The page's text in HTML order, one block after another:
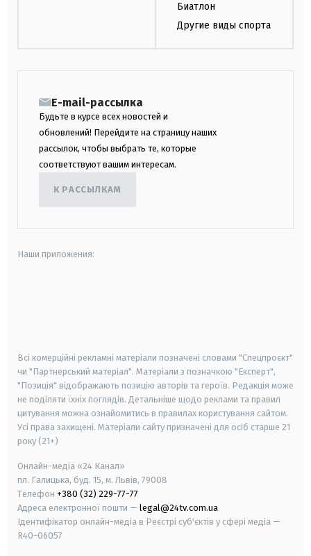
Биатлон
Другие виды спорта
E-mail-рассылка
Будьте в курсе всех новостей и
обновлений! Перейдите на страницу наших
рассылок, чтобы выбрать те, которые
соответствуют вашим интересам.
К РАССЫЛКАМ
Наши приложения:
Всі комерційні рекламні матеріали позначені словами "Спецпроєкт"
чи "Партнерський матеріал". Матеріали з позначкою "Експерт",
"Позиція" відображають позицію авторів та героїв. Редакція може
не поділяти їхніх поглядів. Детальніше щодо реклами та правил
цитування можна ознайомитись в правилах користування сайтом.
Усі права захищені. Матеріали сайту призначені для осіб старше 21
року (21+)
Онлайн-медіа «24 Канал»
пл. Галицька, буд. 15, м. Львів, 79008
Телефон +380 (32) 229-77-77
Адреса електронної пошти — legal@24tv.com.ua
Ідентифікатор онлайн-медіа в Реєстрі суб'єктів у сфері медіа —
R40-06057